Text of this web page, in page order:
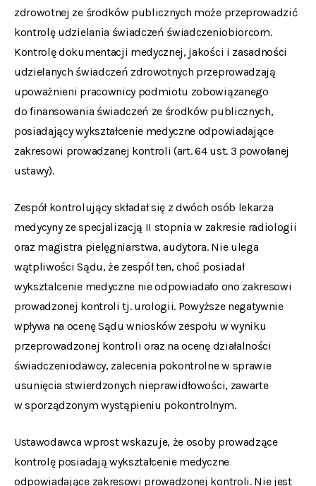
zdrowotnej ze środków publicznych może przeprowadzić
kontrolę udzielania świadczeń świadczeniobiorcom.
Kontrolę dokumentacji medycznej, jakości i zasadności
udzielanych świadczeń zdrowotnych przeprowadzają
upoważnieni pracownicy podmiotu zobowiązanego
do finansowania świadczeń ze środków publicznych,
posiadający wykształcenie medyczne odpowiadające
zakresowi prowadzanej kontroli (art. 64 ust. 3 powołanej
ustawy).
Zespół kontrolujący składał się z dwóch osób lekarza
medycyny ze specjalizacją II stopnia w zakresie radiologii
oraz magistra pielęgniarstwa, audytora. Nie ulega
wątpliwości Sądu, że zespół ten, choć posiadał
wyksztalcenie medyczne nie odpowiadało ono zakresowi
prowadzonej kontroli tj. urologii. Powyższe negatywnie
wpływa na ocenę Sądu wniosków zespołu w wyniku
przeprowadzonej kontroli oraz na ocenę działalności
świadczeniodawcy, zalecenia pokontrolne w sprawie
usunięcia stwierdzonych nieprawidłowości, zawarte
w sporządzonym wystąpieniu pokontrolnym.
Ustawodawca wprost wskazuje, że osoby prowadzące
kontrolę posiadają wykształcenie medyczne
odpowiadające zakresowi prowadzonej kontroli. Nie jest